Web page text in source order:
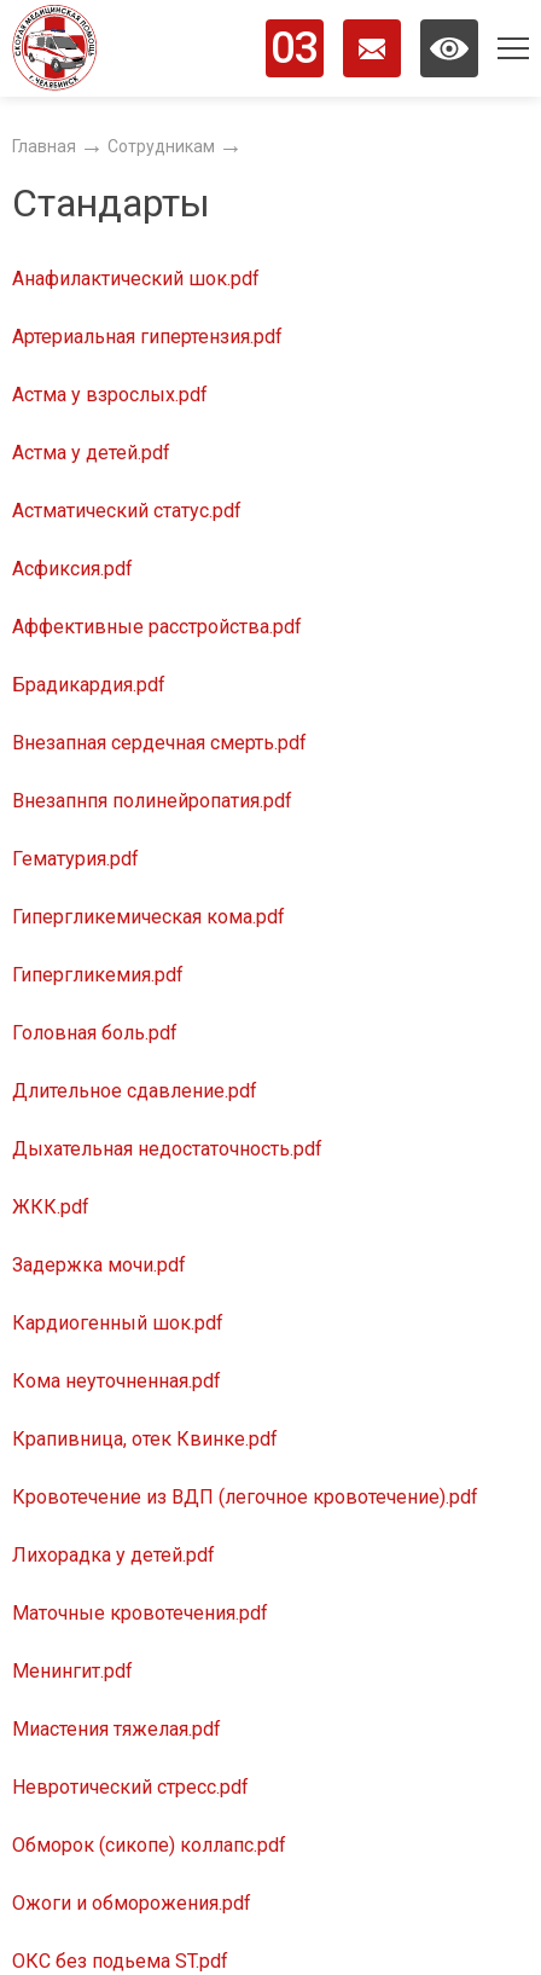
03
ОБЩИЕ СВЕДЕНИЯ
ИНФОРМАЦИЯ
СОТРУДНИКАМ
НОВОСТИ
КОНТАКТЫ
CПИСОК НОМЕРОВ
Главная Сотрудникам
Стандарты
Анафилактический шок.pdf
Артериальная гипертензия.pdf
Астма у взрослых.pdf
Астма у детей.pdf
Астматический статус.pdf
Асфиксия.pdf
Аффективные расстройства.pdf
Брадикардия.pdf
Внезапная сердечная смерть.pdf
Внезапнпя полинейропатия.pdf
Гематурия.pdf
Гипергликемическая кома.pdf
Гипергликемия.pdf
Головная боль.pdf
Длительное сдавление.pdf
Дыхательная недостаточность.pdf
ЖКК.pdf
Задержка мочи.pdf
Кардиогенный шок.pdf
Кома неуточненная.pdf
Крапивница, отек Квинке.pdf
Кровотечение из ВДП (легочное кровотечение).pdf
Лихорадка у детей.pdf
Маточные кровотечения.pdf
Менингит.pdf
Миастения тяжелая.pdf
Невротический стресс.pdf
Обморок (сикопе) коллапс.pdf
Ожоги и обморожения.pdf
ОКС без подьема ST.pdf